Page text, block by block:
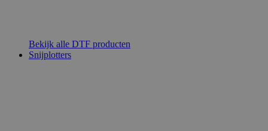
Bekijk alle DTF producten
Snijplotters